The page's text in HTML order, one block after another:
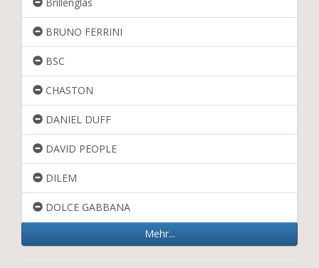
BRUNO FERRINI
BSC
CHASTON
DANIEL DUFF
DAVID PEOPLE
DILEM
DOLCE GABBANA
Mehr...